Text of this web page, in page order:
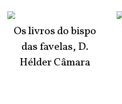
Os livros do bispo
das favelas, D.
Hélder Câmara